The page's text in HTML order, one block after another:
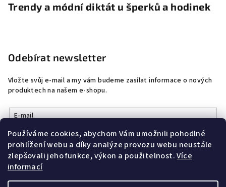
Používáme cookies, abychom Vám umožnili pohodlné
prohlížení webu a díky analýze provozu webu neustále
zlepšovali jeho funkce, výkon a použitelnost.Více
informací
Trendy a módní diktát u šperků a hodinek
Odebírat newsletter
Vložte svůj e-mail a my vám budeme zasílat informace o nových
produktech na našem e-shopu.
E-mail
Vložením e-mailu souhlasíte spodmínkami ochrany osobních
údajů
Přihlásit se